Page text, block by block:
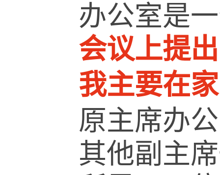
办公室是
会议上提
我主要在
原主席办
其他副主